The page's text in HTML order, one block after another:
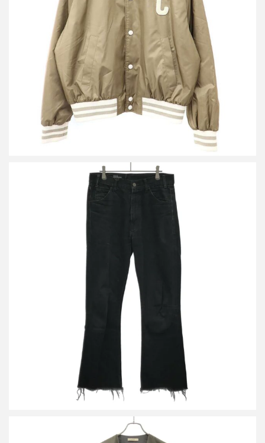
セリーヌ ナイロンロゴ テディジャケット 2W985905V.04CA
買取金額84,000円
詳しく見る
セリーヌ ディラン カットオフ ブーツカットデニムパンツ
2N583760D
買取金額21,600円
詳しく見る